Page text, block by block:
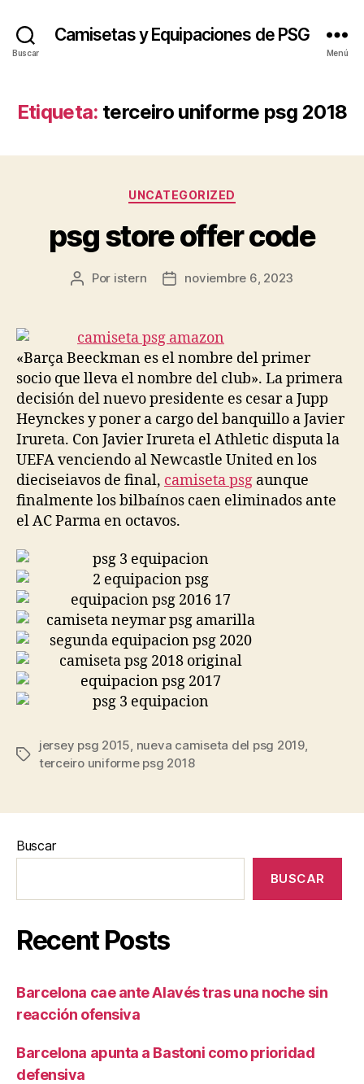
Buscar
Camisetas y Equipaciones de PSG
Menú
Etiqueta: terceiro uniforme psg 2018
Categorías
UNCATEGORIZED
psg store offer code
Autor
entrada
Por istern
Fecha
entrada
noviembre 6, 2023
«Barça Beeckman es el nombre del primer
socio que lleva el nombre del club». La primera
decisión del nuevo presidente es cesar a Jupp
Heynckes y poner a cargo del banquillo a Javier
Irureta. Con Javier Irureta el Athletic disputa la
UEFA venciendo al Newcastle United en los
dieciseiavos de final, camiseta psg aunque
finalmente los bilbaínos caen eliminados ante
el AC Parma en octavos.
Etiquetas
jersey psg 2015, nueva camiseta del psg 2019,
terceiro uniforme psg 2018
Buscar
BUSCAR
Recent Posts
Barcelona cae ante Alavés tras una noche sin
reacción ofensiva
Barcelona apunta a Bastoni como prioridad
defensiva